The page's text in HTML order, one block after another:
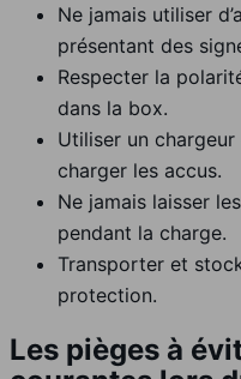
Ne jamais utiliser
présentant des
Respecter la
dans la box.
Utiliser un
charger les accus.
Ne jamais laisser
pendant la charge.
Transporter et
protection.
Les pièges à